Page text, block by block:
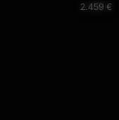
2.459 €